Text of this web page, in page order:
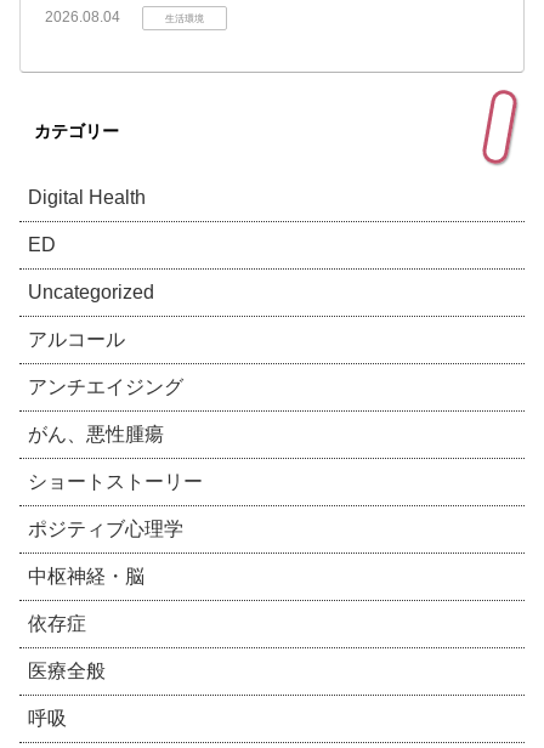
2026.08.04 生活環境
カテゴリー
Digital Health
ED
Uncategorized
アルコール
アンチエイジング
がん、悪性腫瘍
ショートストーリー
ポジティブ心理学
中枢神経・脳
依存症
医療全般
呼吸